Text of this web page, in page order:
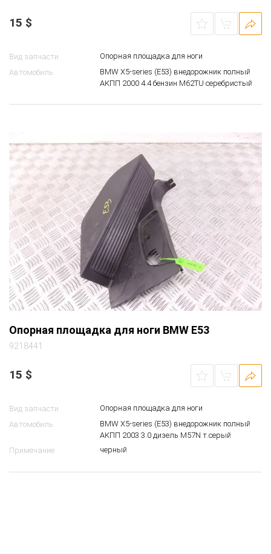
15 $
Вид запчасти
Опорная площадка для ноги
Автомобиль
BMW X5-series (E53) внедорожник полный
АКПП 2000 4.4 бензин M62TU серебристый
Опорная площадка для ноги BMW E53
9218441
15 $
Вид запчасти
Опорная площадка для ноги
Автомобиль
BMW X5-series (E53) внедорожник полный
АКПП 2003 3.0 дизель M57N т.серый
Примечание
черный